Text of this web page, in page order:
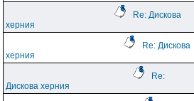
Re: Дискова
херния
Re: Дискова
херния
Re:
Дискова херния